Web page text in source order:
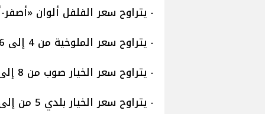
- يتراوح سعر الفلفل ألوان «أصفر-أحمر-
- يتراوح سعر الملوخية من 4 إلى 6 جنيهات
- يتراوح سعر الخيار صوب من 8 إلى 10 جنيهات
- يتراوح سعر الخيار بلدي 5 من إلى 9 جنيهات